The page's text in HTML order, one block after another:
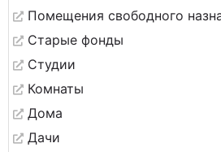
Помещения свободного
Старые фонды
Студии
Комнаты
Дома
Дачи